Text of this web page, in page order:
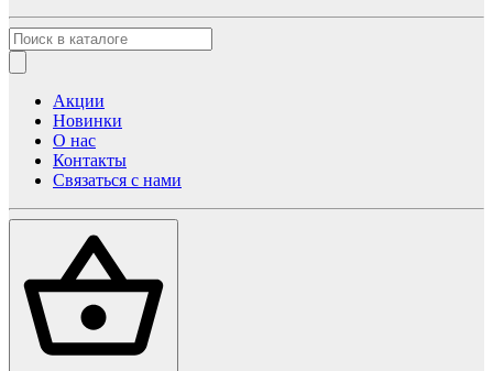
Акции
Новинки
О нас
Контакты
Связаться с нами